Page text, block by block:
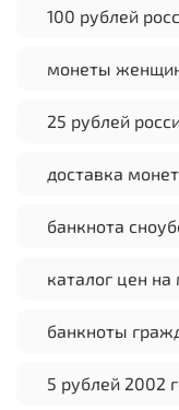
100 рублей
монеты
25 рублей
доставка монет
банкнота
каталог цен
банкноты
5 рублей 2002